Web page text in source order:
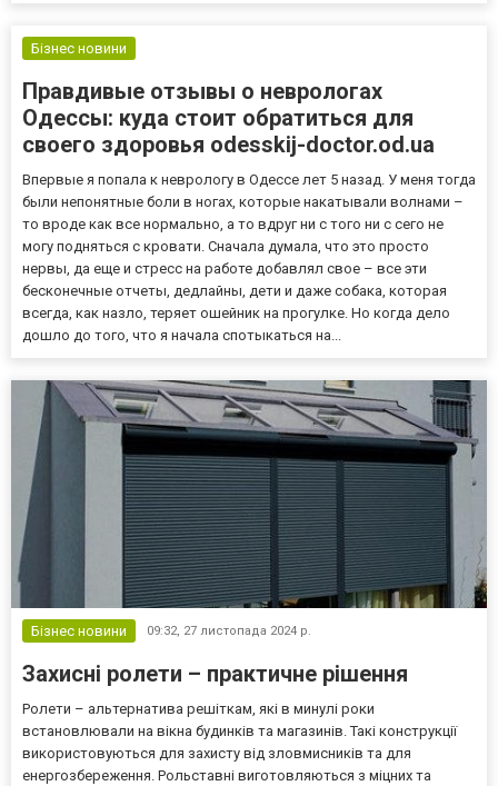
Бізнес новини
Правдивые отзывы о неврологах
Одессы: куда стоит обратиться для
своего здоровья odesskij-doctor.od.ua
Впервые я попала к неврологу в Одессе лет 5 назад. У меня тогда
были непонятные боли в ногах, которые накатывали волнами –
то вроде как все нормально, а то вдруг ни с того ни с сего не
могу подняться с кровати. Сначала думала, что это просто
нервы, да еще и стресс на работе добавлял свое – все эти
бесконечные отчеты, дедлайны, дети и даже собака, которая
всегда, как назло, теряет ошейник на прогулке. Но когда дело
дошло до того, что я начала спотыкаться на...
Бізнес новини 09:32, 27 листопада 2024 р.
Захисні ролети – практичне рішення
Ролети – альтернатива решіткам, які в минулі роки
встановлювали на вікна будинків та магазинів. Такі конструкції
використовуються для захисту від зловмисників та для
енергозбереження. Рольставні виготовляються з міцних та